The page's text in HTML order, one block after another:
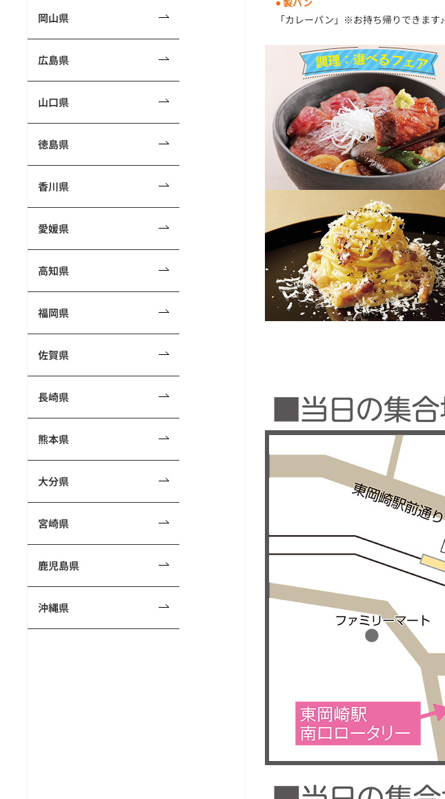
岡山県
広島県
山口県
徳島県
香川県
愛媛県
高知県
福岡県
佐賀県
長崎県
熊本県
大分県
宮崎県
鹿児島県
沖縄県
「カレーパン」※お持ち帰りできます♪